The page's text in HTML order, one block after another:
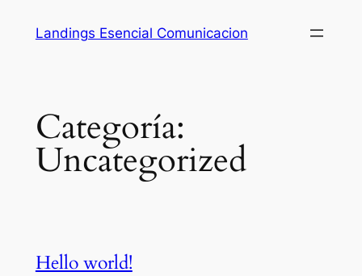
Landings Esencial Comunicacion
Categoría:
Uncategorized
Hello world!